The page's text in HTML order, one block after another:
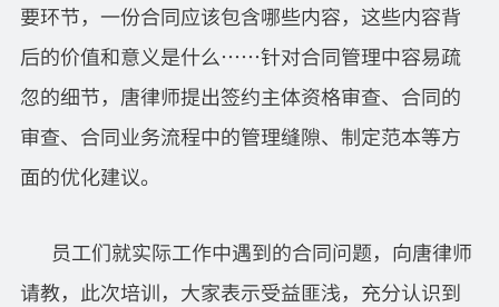
要环节，一份合同应该包含哪些内容，这些内容背
后的价值和意义是什么……针对合同管理中容易疏
忽的细节，唐律师提出签约主体资格审查、合同的
审查、合同业务流程中的管理缝隙、制定范本等方
面的优化建议。
员工们就实际工作中遇到的合同问题，向唐律师
请教，此次培训，大家表示受益匪浅，充分认识到